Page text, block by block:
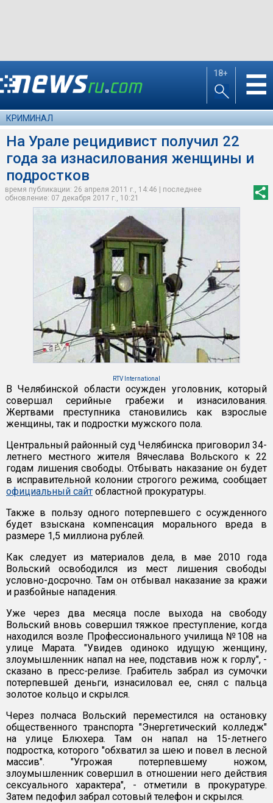
18+ ☰
КРИМИНАЛ
На Урале рецидивист получил 22
года за изнасилования женщины и
подростков
время публикации: 26 апреля 2011 г., 14:46 | последнее
обновление: 07 декабря 2017 г., 10:21
RTV International
В Челябинской области осужден уголовник, который
совершал серийные грабежи и изнасилования.
Жертвами преступника становились как взрослые
женщины, так и подростки мужского пола.
Центральный районный суд Челябинска приговорил 34-
летнего местного жителя Вячеслава Вольского к 22
годам лишения свободы. Отбывать наказание он будет
в исправительной колонии строгого режима, сообщает
официальный сайт областной прокуратуры.
Также в пользу одного потерпевшего с осужденного
будет взыскана компенсация морального вреда в
размере 1,5 миллиона рублей.
Как следует из материалов дела, в мае 2010 года
Вольский освободился из мест лишения свободы
условно-досрочно. Там он отбывал наказание за кражи
и разбойные нападения.
Уже через два месяца после выхода на свободу
Вольский вновь совершил тяжкое преступление, когда
находился возле Профессионального училища №108 на
улице Марата. "Увидев одиноко идущую женщину,
злоумышленник напал на нее, подставив нож к горлу", -
сказано в пресс-релизе. Грабитель забрал из сумочки
потерпевшей деньги, изнасиловал ее, снял с пальца
золотое кольцо и скрылся.
Через полчаса Вольский переместился на остановку
общественного транспорта "Энергетический колледж"
на улице Блюхера. Там он напал на 15-летнего
подростка, которого "обхватил за шею и повел в лесной
массив". "Угрожая потерпевшему ножом,
злоумышленник совершил в отношении него действия
сексуального характера", - отметили в прокуратуре.
Затем педофил забрал сотовый телефон и скрылся.